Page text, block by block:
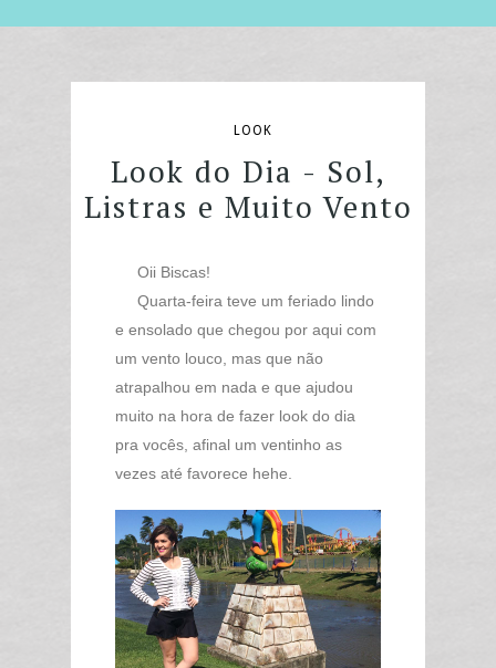
LOOK
Look do Dia - Sol,
Listras e Muito Vento
Oii Biscas!
Quarta-feira teve um feriado lindo
e ensolado que chegou por aqui com
um vento louco, mas que não
atrapalhou em nada e que ajudou
muito na hora de fazer look do dia
pra vocês, afinal um ventinho as
vezes até favorece hehe.